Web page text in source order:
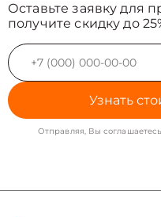
Оставьте заявку для
получите скидку до
Узнать
Отправляя, Вы